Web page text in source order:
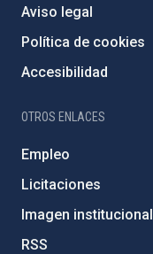
Aviso legal
Política de cookies
Accesibilidad
OTROS ENLACES
Empleo
Licitaciones
Imagen institucional
RSS